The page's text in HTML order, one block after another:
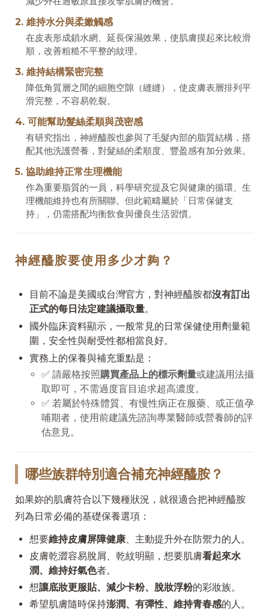
2. 維持水分與柔嫩觸感
在皮表形成鎖水網、延長保濕效果，使肌膚摸起來比較滑
順，改善粗糙不平整的紋理。
3. 維持結構緊密完整
降低角質層之間的細胞空隙（縫縫），使皮膚表層排列平
滑完整，不容易乾裂。
4. 可能幫助髮絲柔順與茂密感
有研究指出，神經醯胺也參與了毛髮內部的脂質結構，搭
配其他洗護營養，對髮絲的柔順度、豐盈感有加分效果。
5. 協助維持正常生理機能
作為重要脂質的一員，科學研究提及它與健康的循環、生
理機能維持也有所關聯。但此範疇屬於「日常保健支
持」，仍需搭配均衡飲食與優良生活習慣。
神經醯胺要使用多少才夠？
目前不論是美國或台灣官方，對神經醯胺都沒有訂出
正式的每日法定建議攝取量。
國外臨床資料顯示，一般常見的日常保健使用劑量範
圍，安全性與耐受性都相當良好。
實務上的保養與補充重點是：
✅ 請嚴格按照購買產品上的標示劑量或建議用法攝
取即可，不需過度盲目追求超高濃度。
✅ 若屬於特殊體質、有慢性病正在服藥、或正值孕
哺期者，使用前建議先諮詢專業醫師或營養師的評
估意見。
哪些族群特別適合補充神經醯胺？
如果妳的肌膚符合以下幾種狀況，就很適合把神經醯胺
列為日常必備的基礎保養選項：
想要維持皮膚屏障健康、主動提升外在防禦力的人。
皮膚乾澀容易脫屑、乾紋明顯，想要肌膚看起來水
潤、維持好氣色者。
想讓底妝更服貼、減少卡粉、脫妝浮粉的彩妝族。
希望肌膚隨時保持澎潤、有彈性、維持青春感的人。